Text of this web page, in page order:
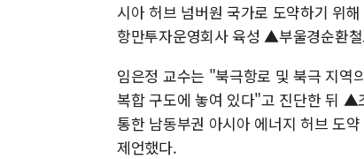
시아 허브 넘버원 국가로 도약하기 위
항만투자운영회사 육성 ▲부울경순환
임은정 교수는 "북극항로 및 북극 지역
복합 구도에 놓여 있다"고 진단한 뒤 ▲
통한 남동부권 아시아 에너지 허브 도
제언했다.